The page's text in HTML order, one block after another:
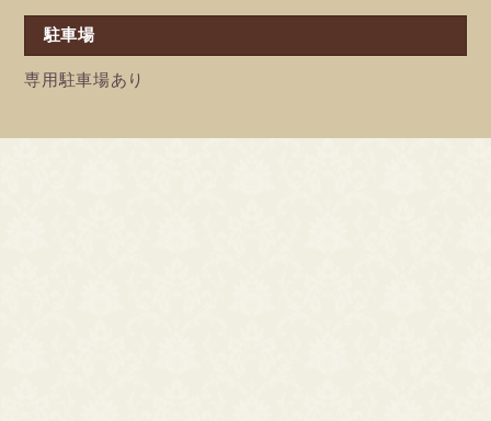
駐車場
専用駐車場あり